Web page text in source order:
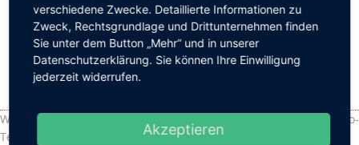
http://www.facebook.com/waldorfchemnitz
Zurück
Waldorfschule Chemnitz - Sandstraße 102 - 09114 Chemnitz - Info-
Telefon: 0371 33 40 760 •
Impressum•Datenschutz
verschiedene Zwecke. Detaillierte Informationen zu
Zweck, Rechtsgrundlage und Drittunternehmen finden
Sie unter dem Button „Mehr“ und in unserer
Datenschutzerklärung. Sie können Ihre Einwilligung
jederzeit widerrufen.
Akzeptieren